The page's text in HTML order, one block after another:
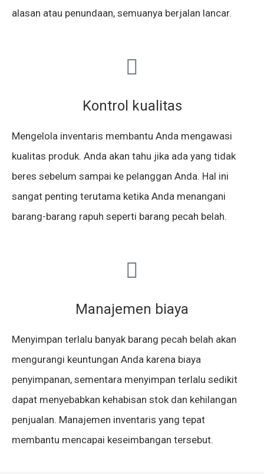
alasan atau penundaan, semuanya berjalan lancar.
Kontrol kualitas
Mengelola inventaris membantu Anda mengawasi
kualitas produk. Anda akan tahu jika ada yang tidak
beres sebelum sampai ke pelanggan Anda. Hal ini
sangat penting terutama ketika Anda menangani
barang-barang rapuh seperti barang pecah belah.
Manajemen biaya
Menyimpan terlalu banyak barang pecah belah akan
mengurangi keuntungan Anda karena biaya
penyimpanan, sementara menyimpan terlalu sedikit
dapat menyebabkan kehabisan stok dan kehilangan
penjualan. Manajemen inventaris yang tepat
membantu mencapai keseimbangan tersebut.